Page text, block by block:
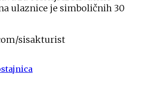
ulaznice je simboličnih 30
sisakturist